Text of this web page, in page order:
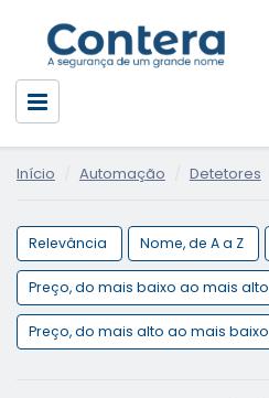
Início Automação Detetores
Relevância Nome, de A a Z
Preço, do mais baixo ao mais alto
Preço, do mais alto ao mais baixo